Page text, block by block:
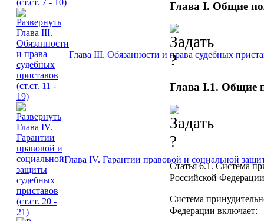
Глава III. Обязанности и права судебных
Глава IV. Гарантии правовой и социальной
Глава I. Общие
Глава I.1. Общие
Статья 6.1.Система
Российской Федерации
Система
Федерации включает: